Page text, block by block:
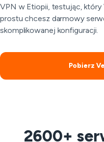
VPN w Etiopii, testując, który
prostu chcesz darmowy
skomplikowanej konfiguracji.
Pobierz
2600+